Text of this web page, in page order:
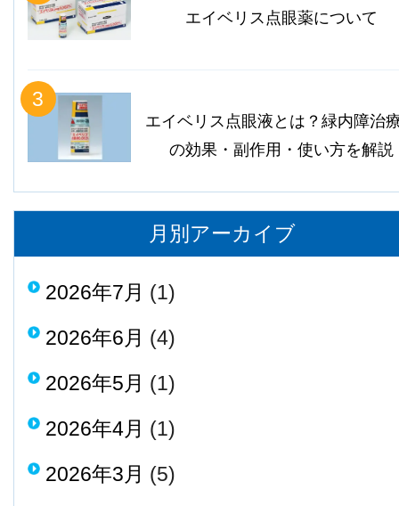
エイベリス点眼薬について
3
エイベリス点眼液とは？緑内障治
の効果・副作用・使い方を解説
月別アーカイブ
2026年7月 (1)
2026年6月 (4)
2026年5月 (1)
2026年4月 (1)
2026年3月 (5)